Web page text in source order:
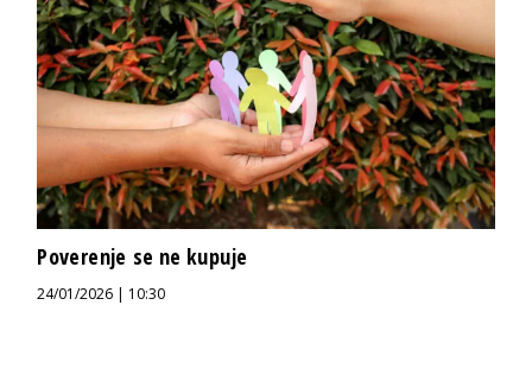
Poverenje se ne kupuje
24/01/2026 | 10:30